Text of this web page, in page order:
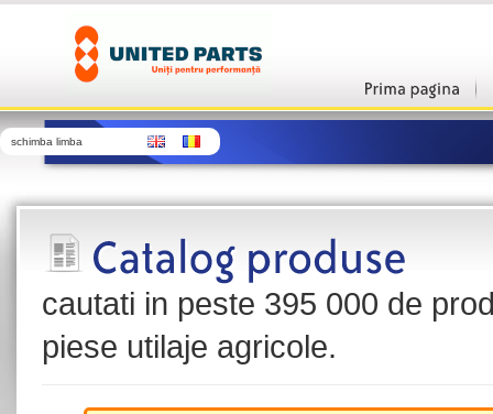
schimba limba
cautati in peste 395 000 de
piese utilaje agricole.